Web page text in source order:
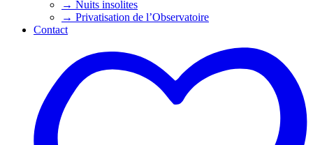
→ Nuits insolites
→ Privatisation de l’Observatoire
Contact